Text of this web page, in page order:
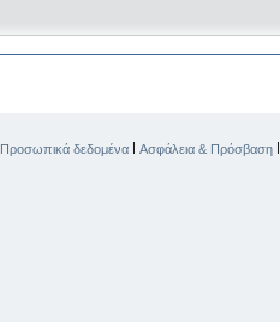
Προσωπικά δεδομένα | Ασφάλεια & Πρόσβαση